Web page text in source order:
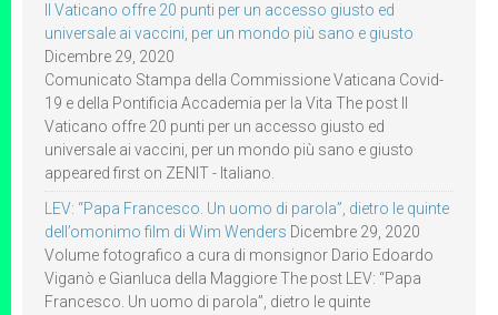
Il Vaticano offre 20 punti per un accesso giusto ed
universale ai vaccini, per un mondo più sano e giusto
Dicembre 29, 2020
Comunicato Stampa della Commissione Vaticana Covid-
19 e della Pontificia Accademia per la Vita The post Il
Vaticano offre 20 punti per un accesso giusto ed
universale ai vaccini, per un mondo più sano e giusto
appeared first on ZENIT - Italiano.
LEV: “Papa Francesco. Un uomo di parola”, dietro le quinte
dell’omonimo film di Wim Wenders Dicembre 29, 2020
Volume fotografico a cura di monsignor Dario Edoardo
Viganò e Gianluca della Maggiore The post LEV: “Papa
Francesco. Un uomo di parola”, dietro le quinte